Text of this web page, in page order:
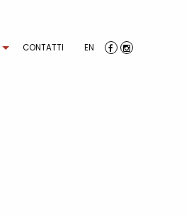
CONTATTI EN